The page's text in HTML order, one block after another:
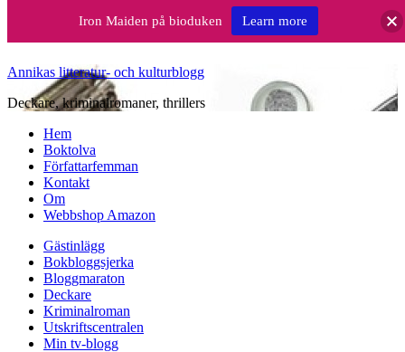
Annikas litteratur- och kulturblogg
Deckare, kriminalromaner, thrillers
Hem
Boktolva
Författarfemman
Kontakt
Om
Webbshop Amazon
Gästinlägg
Bokbloggsjerka
Bloggmaraton
Deckare
Kriminalroman
Utskriftscentralen
Min tv-blogg
Iron Maiden på bioduken Learn more